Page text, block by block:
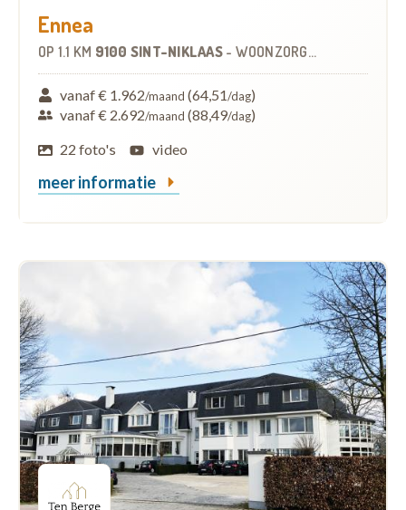
Ennea
OP 1.1 KM 9100 SINT-NIKLAAS - WOONZORGCENTRUM (WZC)
vanaf € 1.962/maand (64,51/dag)
vanaf € 2.692/maand (88,49/dag)
22 foto's
video
meer informatie